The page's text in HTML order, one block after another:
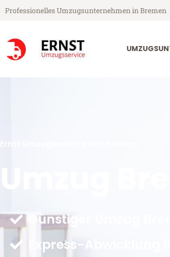
Professionelles Umzugsunternehmen in Bremen
Umzug
Günstiger Umzug
Express-Abwicklung